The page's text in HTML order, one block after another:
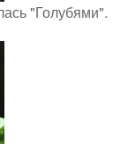
"Голубями".